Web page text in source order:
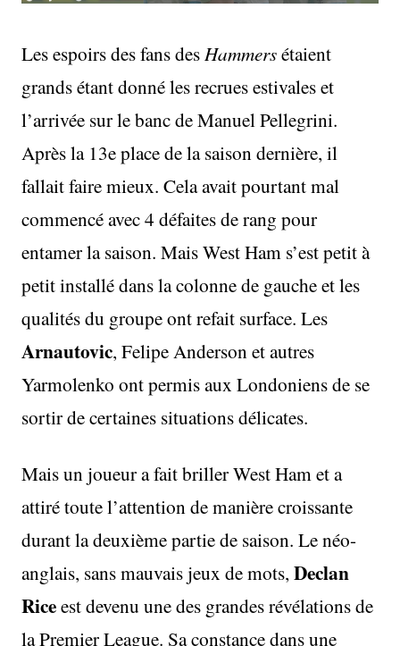
Les espoirs des fans des Hammersétaient
grands étant donné les recrues estivales et
l’arrivée sur le banc de Manuel Pellegrini.
Après la 13e place de la saison dernière, il
fallait faire mieux. Cela avait pourtant mal
commencé avec 4 défaites de rang pour
entamer la saison. Mais West Ham s’est petit à
petit installé dans la colonne de gauche et les
qualités du groupe ont refait surface. Les
Arnautovic, Felipe Anderson et autres
Yarmolenko ont permis aux Londoniens de se
sortir de certaines situations délicates.
Mais un joueur a fait briller West Ham et a
attiré toute l’attention de manière croissante
durant la deuxième partie de saison. Le néo-
anglais, sans mauvais jeux de mots, Declan
Riceest devenu une des grandes révélations de
la Premier League. Sa constance dans une